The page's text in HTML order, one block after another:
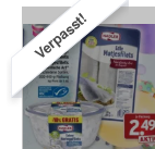
Verpasst!